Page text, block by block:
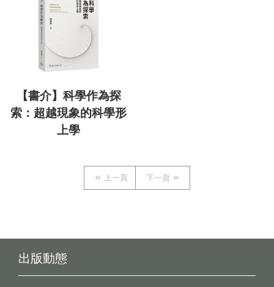
【書介】科學作為探
索：超越現象的科學形
上學
上一頁 下一頁
出版動態